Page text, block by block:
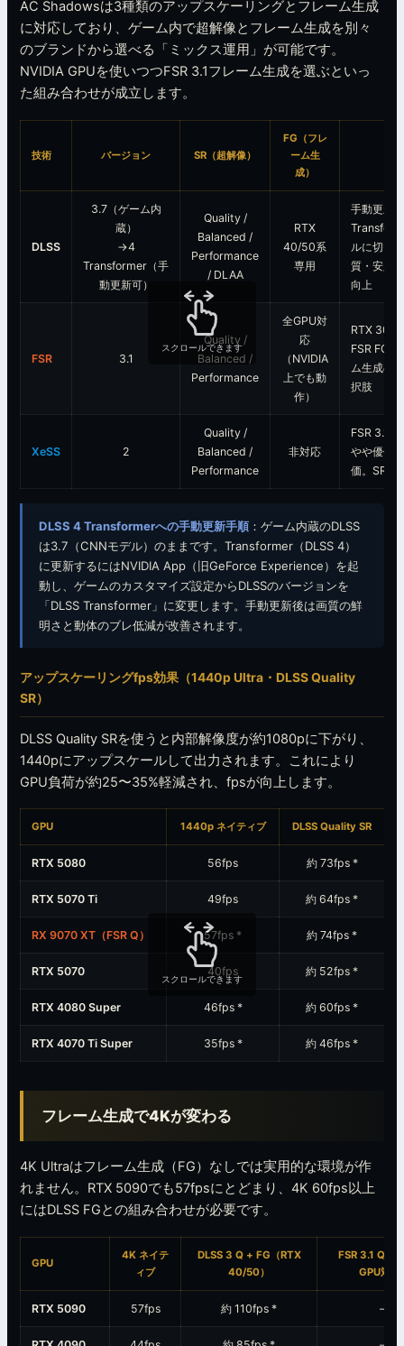
AC Shadowsは3種類のアップスケーリングとフレーム生成
に対応しており、ゲーム内で超解像とフレーム生成を別々
のブランドから選べる「ミックス運用」が可能です。
NVIDIA GPUを使いつつFSR 3.1フレーム生成を選ぶといっ
た組み合わせが成立します。
技術 バージョン SR（超解像）
FG（フレ
ーム生
成）
DLSS
3.7（ゲーム内
蔵）
→4
Transformer（手
動更新可）
Quality /
Balanced /
Performance
/ DLAA
RTX
40/50系
専用
手動更新
ルに切替
質・安定
向上
FSR 3.1
Quality /
Balanced /
Performance
全GPU対
応
（NVIDIA
上でも動
作）
RTX 30系
FSR FGが
ム生成の
択肢
XeSS 2
Quality /
Balanced /
Performance
非対応
FSR 3.1と
やや優位
価。SRの
スクロールできます
DLSS 4 Transformerへの手動更新手順：ゲーム内蔵のDLSS
は3.7（CNNモデル）のままです。Transformer（DLSS 4）
に更新するにはNVIDIA App（旧GeForce Experience）を起
動し、ゲームのカスタマイズ設定からDLSSのバージョンを
「DLSS Transformer」に変更します。手動更新後は画質の鮮
明さと動体のブレ低減が改善されます。
アップスケーリングfps効果（1440p Ultra・DLSS Quality
SR）
DLSS Quality SRを使うと内部解像度が約1080pに下がり、
1440pにアップスケールして出力されます。これにより
GPU負荷が約25〜35%軽減され、fpsが向上します。
GPU 1440p ネイティブ DLSS Quality SR
RTX 5080 56fps 約 73fps *
RTX 5070 Ti 49fps 約 64fps*
RX 9070 XT（FSR Q） 57fps * 約 74fps*
RTX 5070 40fps 約 52fps*
RTX 4080 Super 46fps * 約 60fps*
RTX 4070 Ti Super 35fps * 約 46fps*
スクロールできます
フレーム生成で4Kが変わる
4K Ultraはフレーム生成（FG）なしでは実用的な環境が作
れません。RTX 5090でも57fpsにとどまり、4K 60fps以上
にはDLSS FGとの組み合わせが必要です。
GPU
4K ネイテ
ィブ
DLSS 3 Q + FG（RTX
40/50）
FSR 3.1 Q +
GPU対応
RTX 5090 57fps 約 110fps* —